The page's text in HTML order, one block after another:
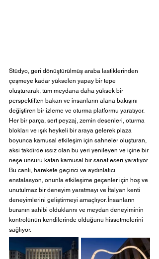
Stüdyo, geri dönüştürülmüş araba lastiklerinden
çeşmeye kadar yükselen yapay bir tepe
oluşturarak, tüm meydana daha yüksek bir
perspektiften bakan ve insanların alana bakışını
değiştiren bir izleme ve oturma platformu yaratıyor.
Her bir parça, sert peyzaj, zemin desenleri, oturma
blokları ve ışık heykeli bir araya gelerek plaza
boyunca kamusal etkileşim için sahneler oluşturan,
aksi takdirde ıssız olan bu yeri yenileyen ve içine bir
neşe unsuru katan kamusal bir sanat eseri yaratıyor.
Bu canlı, harekete geçirici ve aydınlatıcı
enstalasyon, onunla etkileşime geçenler için hoş ve
unutulmaz bir deneyim yaratmayı ve İtalyan kenti
deneyimlerini geliştirmeyi amaçlıyor. İnsanların
buranın sahibi olduklarını ve meydan deneyiminin
kontrolünün kendilerinde olduğunu hissetmelerini
sağlıyor.